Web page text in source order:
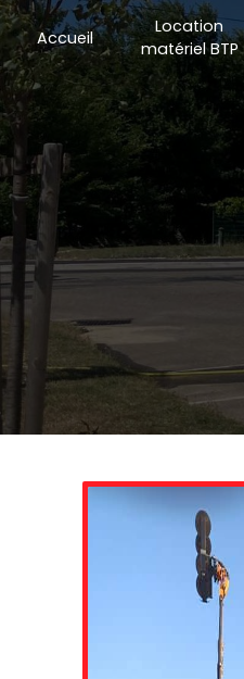
Accueil
Location
matériel BTP
Panneau de gestion des cookies